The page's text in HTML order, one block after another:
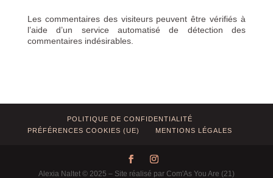
Les commentaires des visiteurs peuvent être vérifiés à
l’aide d’un service automatisé de détection des
commentaires indésirables.
POLITIQUE DE CONFIDENTIALITÉ
PRÉFÉRENCES COOKIES (UE)
MENTIONS LÉGALES
Alexia Naltet © 2025 – Site réalisé par Com'As You Are (21)